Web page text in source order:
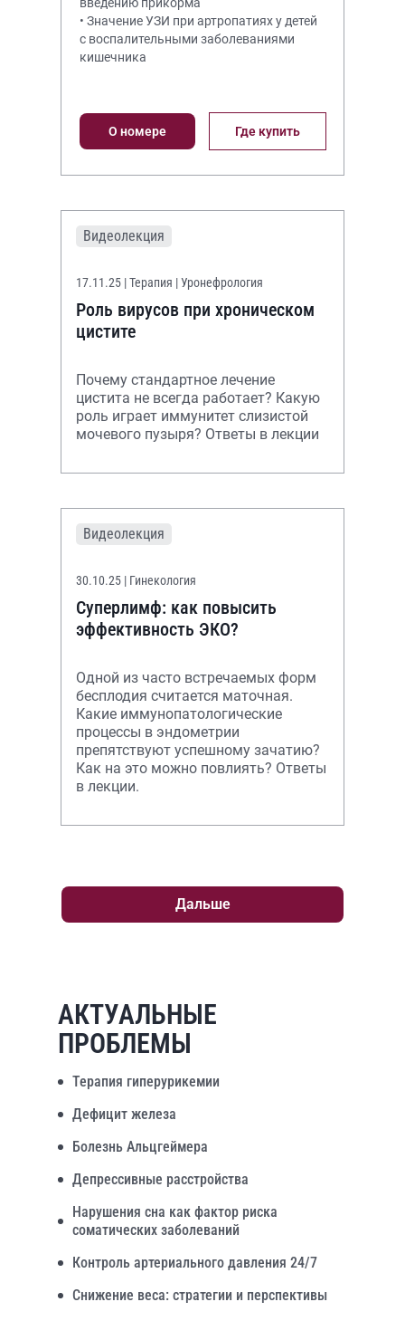
• Значение УЗИ при артропатиях у детей
с воспалительными заболеваниями
кишечника
О номере Где купить
Видеолекция
17.11.25 | Терапия | Уронефрология
Роль вирусов при хроническом
цистите
Почему стандартное лечение
цистита не всегда работает? Какую
роль играет иммунитет слизистой
мочевого пузыря? Ответы в лекции
Видеолекция
30.10.25 | Гинекология
Суперлимф: как повысить
эффективность ЭКО?
Одной из часто встречаемых форм
бесплодия считается маточная.
Какие иммунопатологические
процессы в эндометрии
препятствуют успешному зачатию?
Как на это можно повлиять? Ответы
в лекции.
Дальше
АКТУАЛЬНЫЕ
ПРОБЛЕМЫ
Терапия гиперурикемии
Дефицит железа
Болезнь Альцгеймера
Депрессивные расстройства
Нарушения сна как фактор риска
соматических заболеваний
Контроль артериального давления 24/7
Снижение веса: стратегии и перспективы